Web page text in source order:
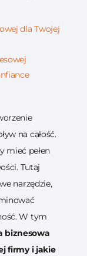
dla Twojej
na całość.
mieć pełen
Tutaj
narzędzie,
W tym
biznesowa
firmy i jakie